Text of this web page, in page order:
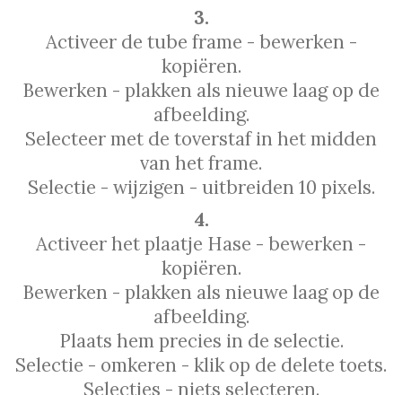
3.
Activeer de tube frame - bewerken -
kopiëren.
Bewerken - plakken als nieuwe laag op de
afbeelding.
Selecteer met de toverstaf in het midden
van het frame.
Selectie - wijzigen - uitbreiden 10 pixels.
4.
Activeer het plaatje Hase - bewerken -
kopiëren.
Bewerken - plakken als nieuwe laag op de
afbeelding.
Plaats hem precies in de selectie.
Selectie - omkeren - klik op de delete toets.
Selecties - niets selecteren.